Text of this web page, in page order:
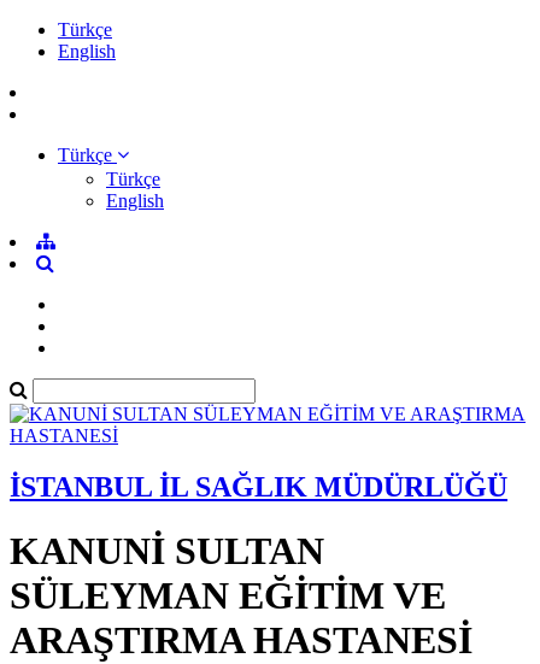
Türkçe
English
Türkçe
Türkçe
English
İSTANBUL İL SAĞLIK MÜDÜRLÜĞÜ
KANUNİ SULTAN
SÜLEYMAN EĞİTİM VE
ARAŞTIRMA HASTANESİ